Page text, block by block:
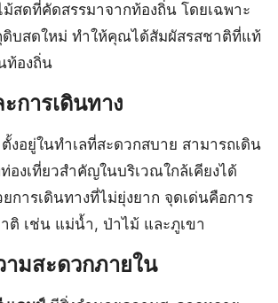
สดที่คัดสรรมาจากท้องถิ่น โดยเฉพาะ
ดิบสดใหม่ ทำให้คุณได้สัมผัสรสชาติที่แท้
ท้องถิ่น
การเดินทาง
งอยู่ในทำเลที่สะดวกสบาย สามารถเดิน
องเที่ยวสำคัญในบริเวณใกล้เคียงได้
การเดินทางที่ไม่ยุ่งยาก จุดเด่นคือการ
ติ เช่น แม่น้ำ, ป่าไม้ และภูเขา
ามสะดวกภายใน